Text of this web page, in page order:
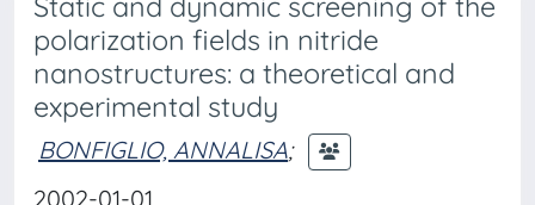
polarization fields in nitride
nanostructures: a theoretical and
experimental study
BONFIGLIO, ANNALISA;
2002-01-01